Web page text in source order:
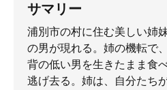
サマリー
浦別市の村に住む美しい姉
の男が現れる。姉の機転で
背の低い男を生きたまま食
逃げ去る。姉は、自分たち